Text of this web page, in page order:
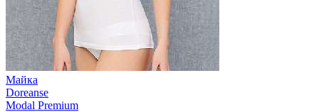
Майка
Doreanse
Modal Premium